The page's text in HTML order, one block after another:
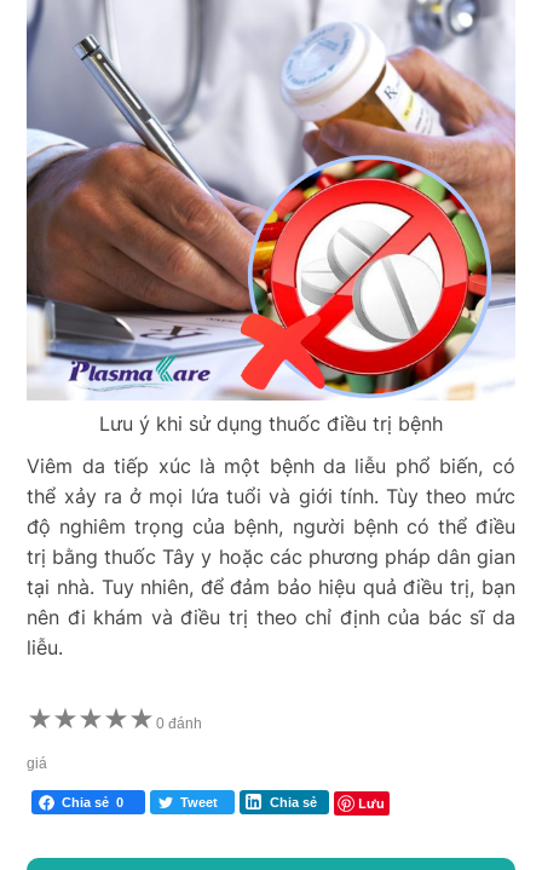
Lưu ý khi sử dụng thuốc điều trị bệnh
Viêm da tiếp xúc là một bệnh da liễu phổ biến, có
thể xảy ra ở mọi lứa tuổi và giới tính. Tùy theo mức
độ nghiêm trọng của bệnh, người bệnh có thể điều
trị bằng thuốc Tây y hoặc các phương pháp dân gian
tại nhà. Tuy nhiên, để đảm bảo hiệu quả điều trị, bạn
nên đi khám và điều trị theo chỉ định của bác sĩ da
liễu.
★★★★★ 0 đánh
giá
Chia sẻ 0 Tweet Chia sẻ Lưu